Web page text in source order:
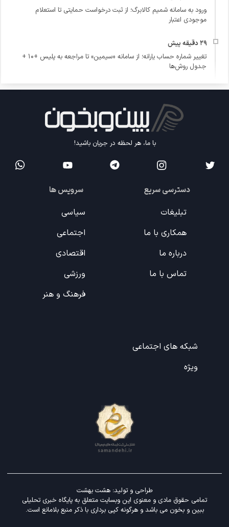
ورود به سامانه شمیم کالابرگ؛ از ثبت درخواست حمایتی تا استعلام
موجودی اعتبار
تغییر شماره حساب یارانه؛ از سامانه «سیمین» تا مراجعه به پلیس +۱۰ +
جدول روش‌ها
با ما، هر لحظه در جریان باشید!
دسترسی سریع
تبلیغات
همکاری با ما
درباره ما
تماس با ما
سرویس ها
سیاسی
اجتماعی
اقتصادی
ورزشی
فرهنگ و هنر
شبکه های اجتماعی
ویژه
تمامی حقوق مادی و معنوی این وبسایت متعلق به پایگاه خبری تحلیلی
ببین و بخون می باشد و هرگونه کپی برداری با ذکر منبع بلامانع است.
طراحی و تولید:هشت بهشت